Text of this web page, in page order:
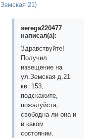
Земская 21)
serega220477
написал(а):
Здравствуйте!
Получил
извещение на
ул.Земская д.21
кв. 153,
подскажите,
пожалуйста,
свободна ли она и
в каком
состоянии.